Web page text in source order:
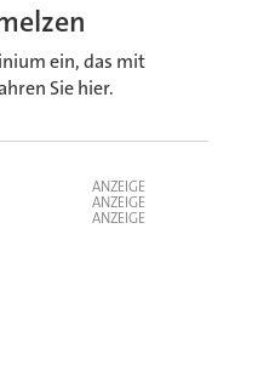
ein, das mit
Sie hier.
ANZEIGE
ANZEIGE
ANZEIGE